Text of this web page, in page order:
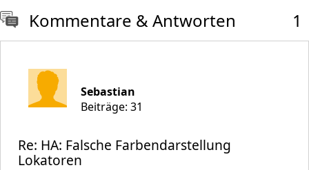
Kommentare & Antworten 1
Sebastian
Beiträge: 31
Re: HA: Falsche Farbendarstellung
Lokatoren